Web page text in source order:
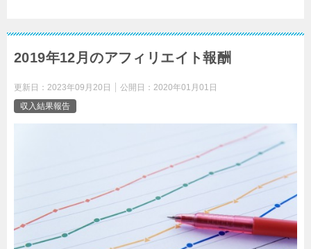
2019年12月のアフィリエイト報酬
更新日： 2023年09月20日 公開日： 2020年01月01日
収入結果報告